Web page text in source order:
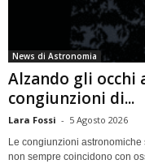
News di Astronomia
Alzando gli occhi
congiunzioni di...
Lara Fossi - 5 Agosto 2026
Le congiunzioni
non sempre coincidono con